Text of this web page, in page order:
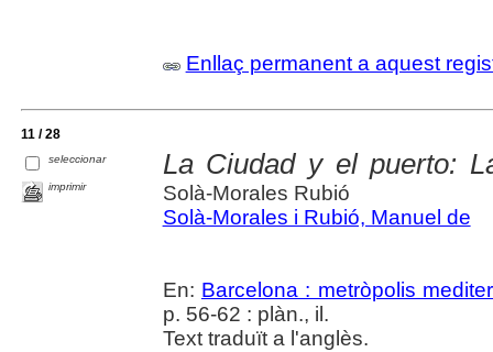
Enllaç permanent a aquest
11 / 28
seleccionar
imprimir
La Ciudad y el puerto:
Solà-Morales Rubió
Solà-Morales i Rubió, Manuel de
En: Barcelona : metròpolis
p. 56-62 : plàn., il.
Text traduït a l'anglès.